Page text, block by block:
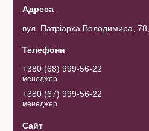
вул. Патріарха Володимира, 78,
+380 (68) 999-56-22
менеджер
+380 (67) 999-56-22
менеджер